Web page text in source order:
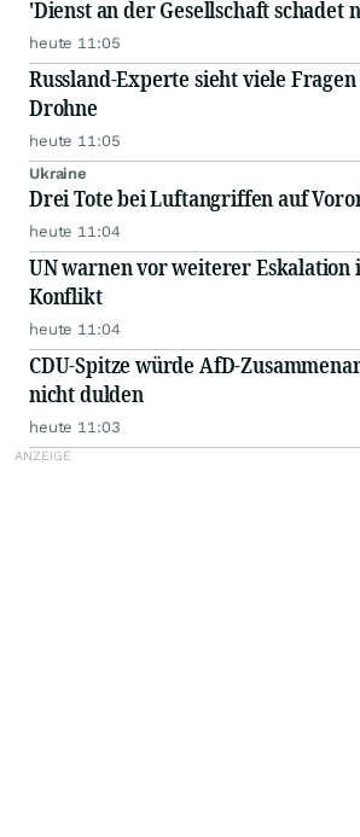
'Dienst an der Gesellschaft schadet
heute 11:05
Russland-Experte sieht viele
Drohne
heute 11:05
Ukraine
Drei Tote bei Luftangriffen auf
heute 11:04
UN warnen vor weiterer Eskalation
Konflikt
heute 11:04
CDU-Spitze würde AfD-
nicht dulden
heute 11:03